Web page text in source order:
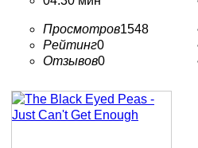
Просмотров1548
Рейтинг0
Отзывов0